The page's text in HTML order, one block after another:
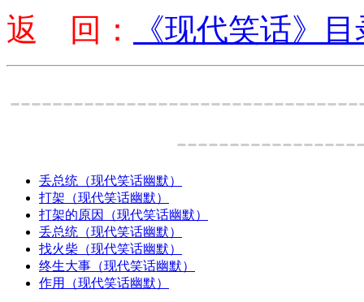
返 回：
《现代笑话》
丢总统（现代笑话幽默）
打架（现代笑话幽默）
打架的原因（现代笑话幽默）
丢总统（现代笑话幽默）
找火柴（现代笑话幽默）
终生大事（现代笑话幽默）
作用（现代笑话幽默）